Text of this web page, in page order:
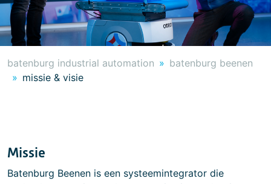
batenburg industrial automation
batenburg beenen
missie & visie
Missie
Batenburg Beenen is een systeemintegrator die